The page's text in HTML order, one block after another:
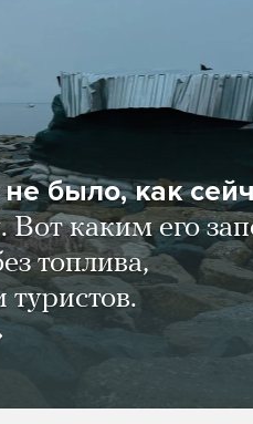
было, как
каким его
топлива,
туристов.